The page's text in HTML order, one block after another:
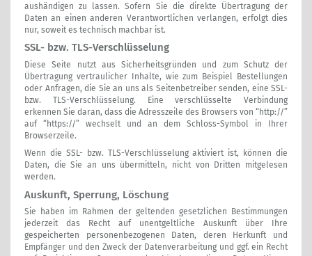
aushändigen zu lassen. Sofern Sie die direkte Übertragung der
Daten an einen anderen Verantwortlichen verlangen, erfolgt dies
nur, soweit es technisch machbar ist.
SSL- bzw. TLS-Verschlüsselung
Diese Seite nutzt aus Sicherheitsgründen und zum Schutz der
Übertragung vertraulicher Inhalte, wie zum Beispiel Bestellungen
oder Anfragen, die Sie an uns als Seitenbetreiber senden, eine SSL-
bzw. TLS-Verschlüsselung. Eine verschlüsselte Verbindung
erkennen Sie daran, dass die Adresszeile des Browsers von “http://”
auf “https://” wechselt und an dem Schloss-Symbol in Ihrer
Browserzeile.
Wenn die SSL- bzw. TLS-Verschlüsselung aktiviert ist, können die
Daten, die Sie an uns übermitteln, nicht von Dritten mitgelesen
werden.
Auskunft, Sperrung, Löschung
Sie haben im Rahmen der geltenden gesetzlichen Bestimmungen
jederzeit das Recht auf unentgeltliche Auskunft über Ihre
gespeicherten personenbezogenen Daten, deren Herkunft und
Empfänger und den Zweck der Datenverarbeitung und ggf. ein Recht